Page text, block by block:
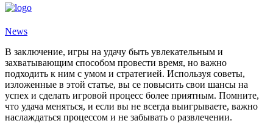
News
В заключение, игры на удачу быть увлекательным и
захватывающим способом провести время, но важно
подходить к ним с умом и стратегией. Используя советы,
изложенные в этой статье, вы се повысить свои шансы на
успех и сделать игровой процесс более приятным. Помните,
что удача меняться, и если вы не всегда выигрываете, важно
наслаждаться процессом и не забывать о развлечении.